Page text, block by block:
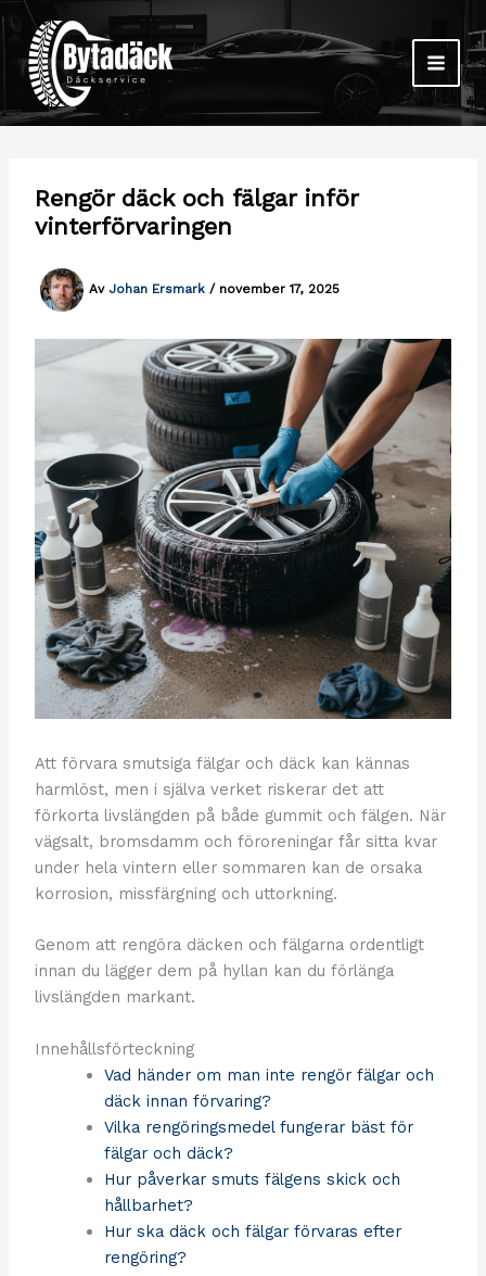
Hoppa
innehåll
Rengör däck och fälgar inför
vinterförvaringen
Av Johan Ersmark / november 17, 2025
Att förvara smutsiga fälgar och däck kan kännas
harmlöst, men i själva verket riskerar det att
förkorta livslängden på både gummit och fälgen. När
vägsalt, bromsdamm och föroreningar får sitta kvar
under hela vintern eller sommaren kan de orsaka
korrosion, missfärgning och uttorkning.
Genom att rengöra däcken och fälgarna ordentligt
innan du lägger dem på hyllan kan du förlänga
livslängden markant.
Innehållsförteckning
Vad händer om man inte rengör fälgar och
däck innan förvaring?
Vilka rengöringsmedel fungerar bäst för
fälgar och däck?
Hur påverkar smuts fälgens skick och
hållbarhet?
Hur ska däck och fälgar förvaras efter
rengöring?